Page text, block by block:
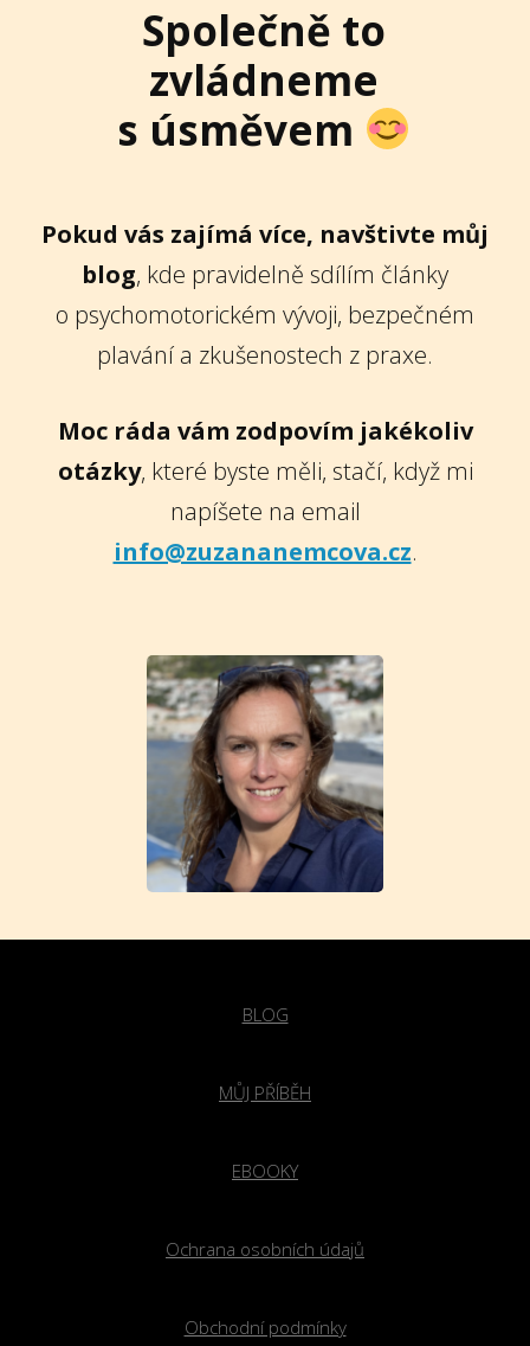
Společně to
zvládneme
s úsměvem
Pokud vás zajímá více, navštivte můj
blog, kde pravidelně sdílím články
o psychomotorickém vývoji, bezpečném
plavání a zkušenostech z praxe.
Moc ráda vám zodpovím jakékoliv
otázky, které byste měli, stačí, když mi
napíšete na email
info@zuzananemcova.cz.
BLOG
MŮJ PŘÍBĚH
EBOOKY
Ochrana osobních údajů
Obchodní podmínky